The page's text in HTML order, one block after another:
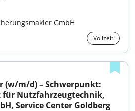
GmbH
Vollzeit
(w/m/d) – Schwerpunkt:
Nutzfahrzeugtechnik,
Service Center Goldberg